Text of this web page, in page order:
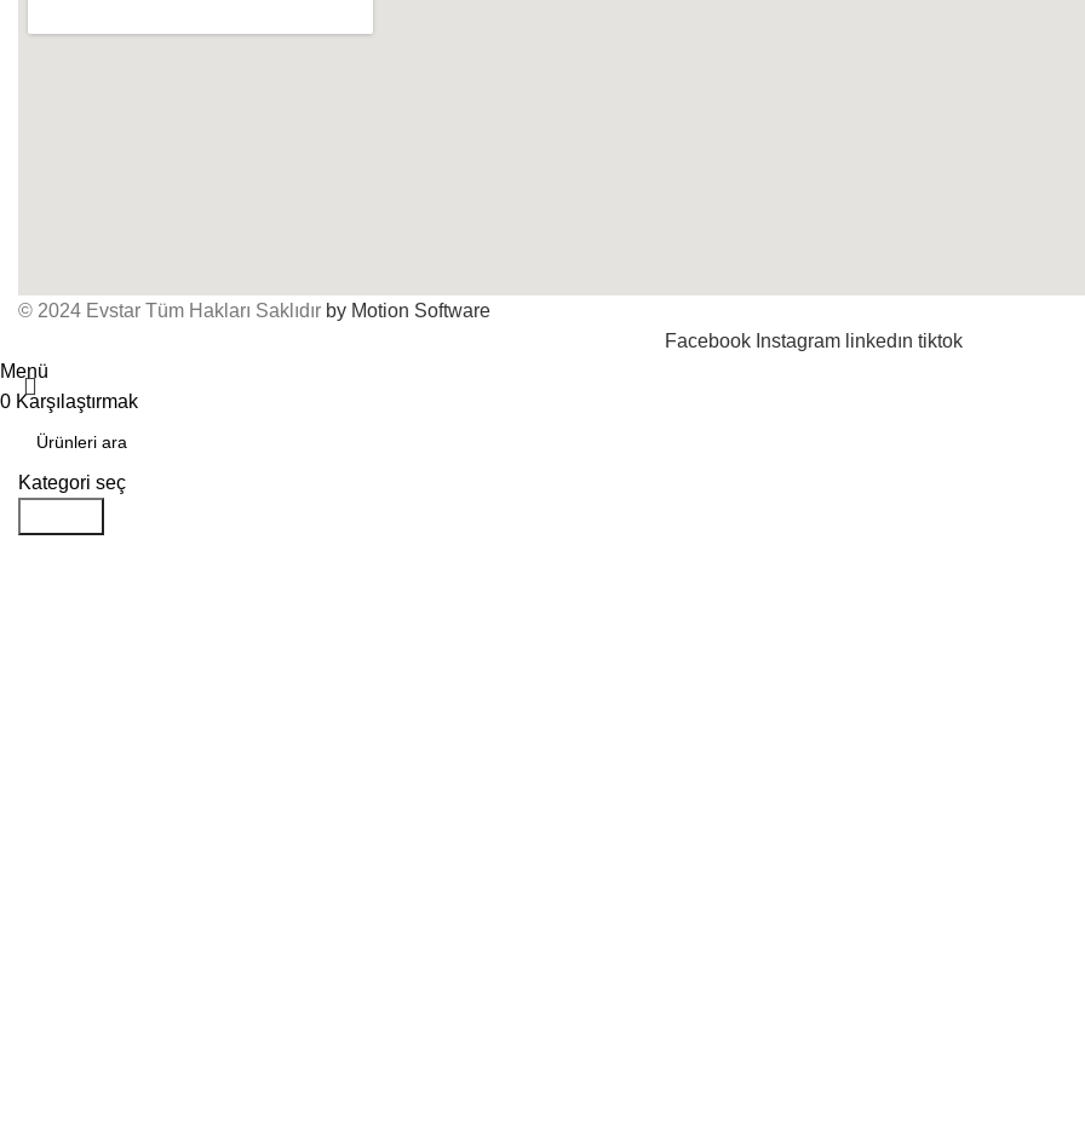
© 2024 Evstar Tüm Hakları Saklıdır by Motion Software
Facebook Instagram linkedın tiktok
Kategori seç
Menü
0 Karşılaştırmak